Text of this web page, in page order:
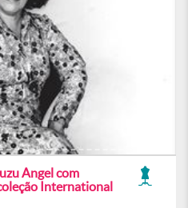
Angel com
International